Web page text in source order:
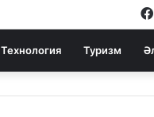
Технология Туризм